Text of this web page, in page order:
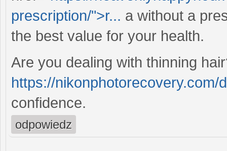
prescription/">r... a without a
the best value for your health.
Are you dealing with thinning
https://nikonphotorecovery.com/
confidence.
odpowiedz